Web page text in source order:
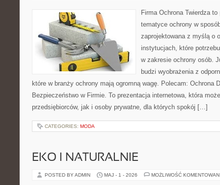
Firma Ochrona Twierdza
tematyce ochrony w
zaprojektowana z myślą o
instytucjach, które
w zakresie ochrony osób.
budzi wyobrażenia z
które w branży ochrony mają ogromną wagę. Polecam: Ochrona
Bezpieczeństwo w Firmie. To prezentacja internetowa, która
przedsiębiorców, jak i osoby prywatne, dla których spokój […]
CATEGORIES: MODA
EKO I NATURALNIE
POSTED BY ADMIN MAJ - 1 - 2026 MOŻLIWOŚĆ